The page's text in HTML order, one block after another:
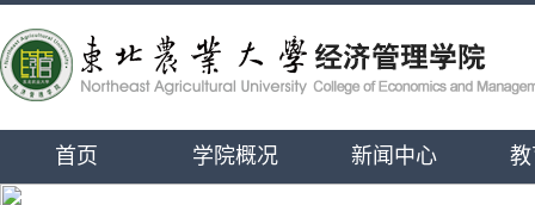
首页 学院概况 新闻中心